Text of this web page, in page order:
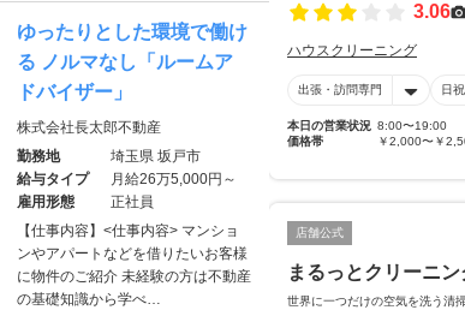
3.06
ハウスクリーニング
出張・訪問専門 日
本日の営業状況 8:00〜19:00
価格帯
￥2,000〜￥
店舗公式
まるっとクリーニン
世界に一つだけの空気を洗う清
ゆったりとした環境で働け
る ノルマなし「ルームア
ドバイザー」
株式会社長太郎不動産
勤務地
埼玉県 坂戸市
給与タイプ
月給26万5,000円～
雇用形態
正社員
【仕事内容】<仕事内容> マンショ
ンやアパートなどを借りたいお客様
に物件のご紹介 未経験の方は不動産
の基礎知識から学べ…